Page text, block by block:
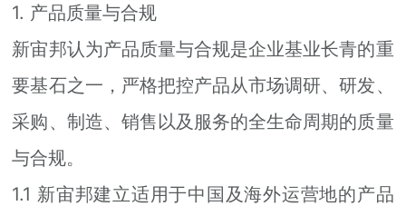
1. 产品质量与合规
新宙邦认为产品质量与合规是企业基业长青的重
要基石之一，严格把控产品从市场调研、研发、
采购、制造、销售以及服务的全生命周期的质量
与合规。
1.1 新宙邦建立适用于中国及海外运营地的产品